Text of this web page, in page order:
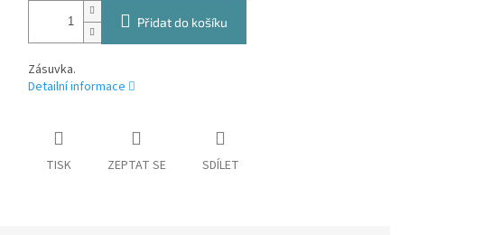
Přidat do košíku
Zásuvka.
Detailní informace
TISK ZEPTAT SE SDÍLET